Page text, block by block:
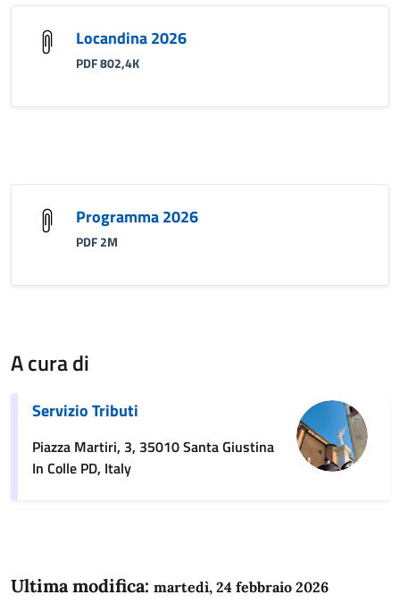
Locandina 2026
PDF 802,4K
Programma 2026
PDF 2M
A cura di
Servizio Tributi
Piazza Martiri, 3, 35010 Santa Giustina
In Colle PD, Italy
Ultima modifica: martedì, 24 febbraio 2026